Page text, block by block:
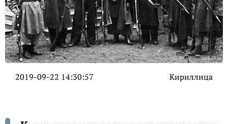
2019-09-22 14:30:57 Кириллица